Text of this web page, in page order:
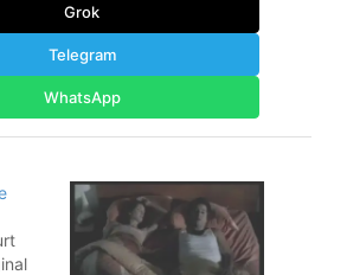
Grok
Telegram
WhatsApp